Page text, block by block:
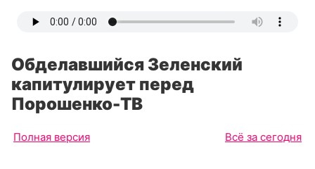
Обделавшийся Зеленский
капитулирует перед
Порошенко-ТВ
Полная версия Всё за сегодня